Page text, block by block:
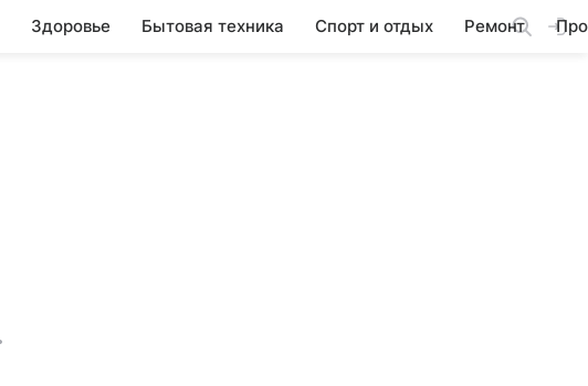
Здоровье Бытовая техника Спорт и отдых Ремонт